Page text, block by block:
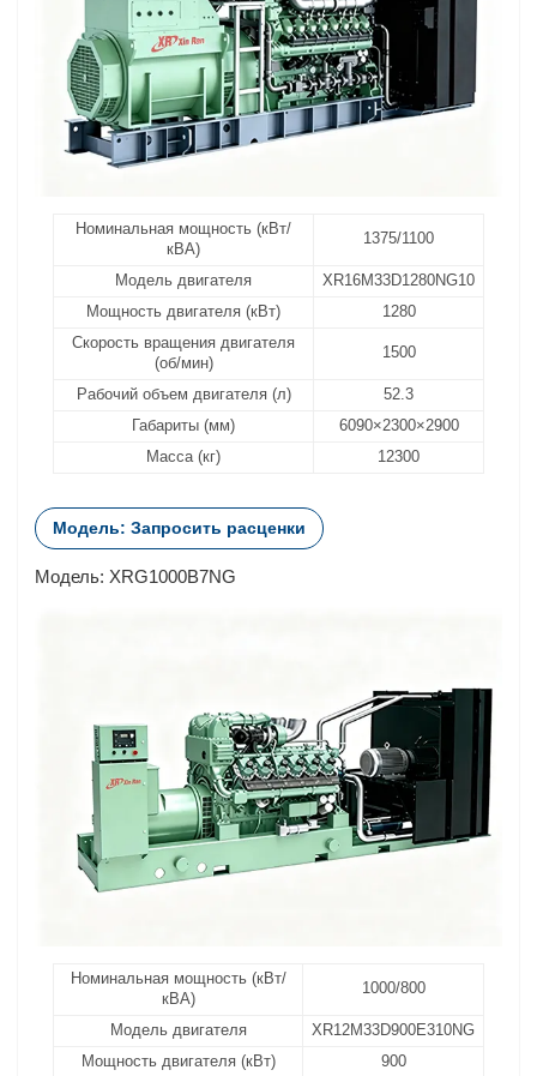
Номинальная мощность (кВт/
кВА)
1375/1100
Модель двигателя
XR16M33D1280NG10
Мощность двигателя (кВт)
1280
Скорость вращения двигателя
(об/мин)
1500
Рабочий объем двигателя (л)
52.3
Габариты (мм)
6090×2300×2900
Масса (кг)
12300
Модель: Запросить расценки
Модель: XRG1000B7NG
Номинальная мощность (кВт/
кВА)
1000/800
Модель двигателя
XR12M33D900E310NG
Мощность двигателя (кВт)
900